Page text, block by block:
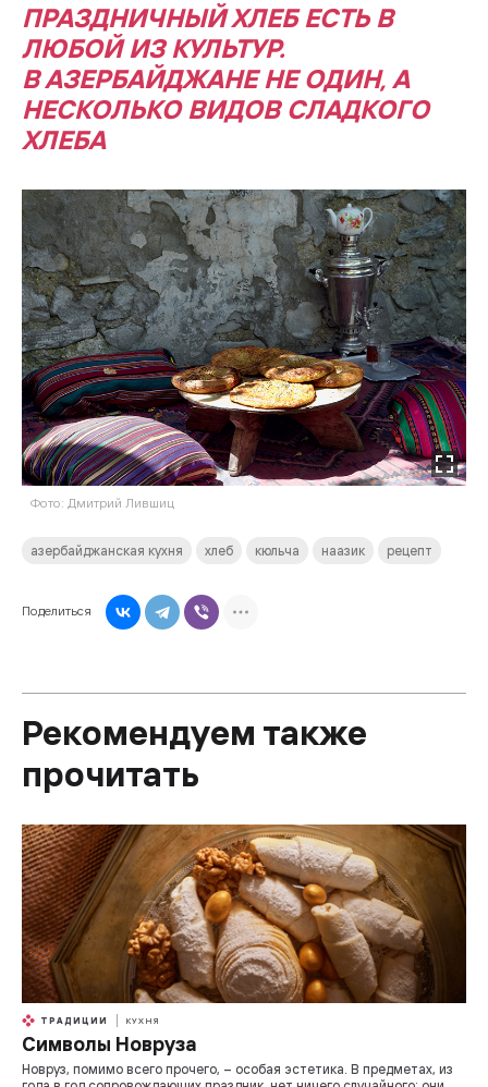
ПРАЗДНИЧНЫЙ ХЛЕБ ЕСТЬ В
ЛЮБОЙ ИЗ КУЛЬТУР.
В АЗЕРБАЙДЖАНЕ НЕ ОДИН, А
НЕСКОЛЬКО ВИДОВ СЛАДКОГО
ХЛЕБА
Фото: Дмитрий Лившиц
азербайджанская кухня хлеб кюльча наазик рецепт
Поделиться
Рекомендуем также
прочитать
ТРАДИЦИИ КУХНЯ
Символы Новруза
Новруз, помимо всего прочего, – особая эстетика. В предметах, из